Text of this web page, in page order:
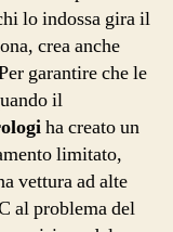
lo indossa gira il
crea anche
garantire che le
il
ha creato un
limitato,
vettura ad alte
al problema del